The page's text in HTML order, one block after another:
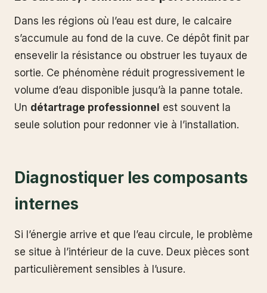
Dans les régions où l’eau est dure, le calcaire
s’accumule au fond de la cuve. Ce dépôt finit par
ensevelir la résistance ou obstruer les tuyaux de
sortie. Ce phénomène réduit progressivement le
volume d’eau disponible jusqu’à la panne totale.
Un détartrage professionnel est souvent la
seule solution pour redonner vie à l’installation.
Diagnostiquer les composants
internes
Si l’énergie arrive et que l’eau circule, le problème
se situe à l’intérieur de la cuve. Deux pièces sont
particulièrement sensibles à l’usure.